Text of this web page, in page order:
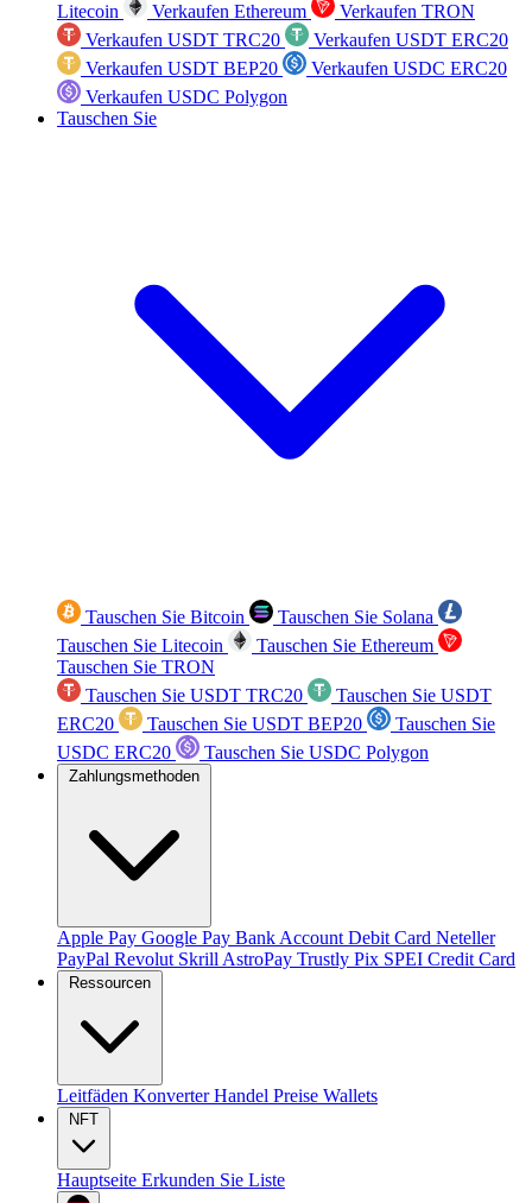
Litecoin
Verkaufen Ethereum
Verkaufen TRON
Verkaufen USDT TRC20
Verkaufen USDT ERC20
Verkaufen USDT BEP20
Verkaufen USDC ERC20
Verkaufen USDC Polygon
Tauschen Sie
Tauschen Sie Bitcoin
Tauschen Sie Solana
Tauschen Sie Litecoin
Tauschen Sie Ethereum
Tauschen Sie TRON
Tauschen Sie USDT TRC20
Tauschen Sie USDT
ERC20
Tauschen Sie USDT BEP20
Tauschen Sie
USDC ERC20
Tauschen Sie USDC Polygon
Zahlungsmethoden
Apple Pay Google Pay Bank Account Debit Card Neteller
PayPal Revolut Skrill AstroPay Trustly Pix SPEI Credit Card
Ressourcen
Leitfäden KonverterHandel Preise Wallets
NFT
Hauptseite Erkunden Sie Liste